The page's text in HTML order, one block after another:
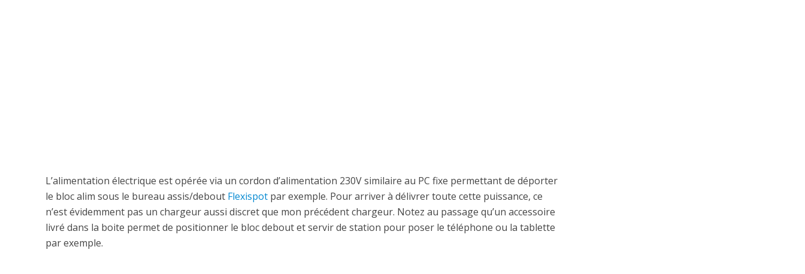
L’alimentation électrique est opérée via un cordon d’alimentation 230V similaire au PC fixe permettant de déporter
le bloc alim sous le bureau assis/debout Flexispotpar exemple. Pour arriver à délivrer toute cette puissance, ce
n’est évidemment pas un chargeur aussi discret que mon précédent chargeur. Notez au passage qu’un accessoire
livré dans la boite permet de positionner le bloc debout et servir de station pour poser le téléphone ou la tablette
par exemple.